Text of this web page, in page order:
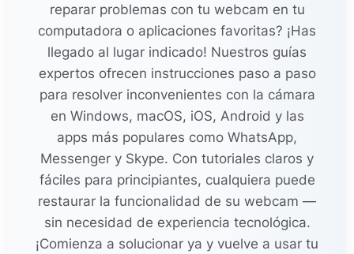
reparar problemas con tu webcam en tu
computadora o aplicaciones favoritas? ¡Has
llegado al lugar indicado! Nuestros guías
expertos ofrecen instrucciones paso a paso
para resolver inconvenientes con la cámara
en Windows, macOS, iOS, Android y las
apps más populares como WhatsApp,
Messenger y Skype. Con tutoriales claros y
fáciles para principiantes, cualquiera puede
restaurar la funcionalidad de su webcam —
sin necesidad de experiencia tecnológica.
¡Comienza a solucionar ya y vuelve a usar tu